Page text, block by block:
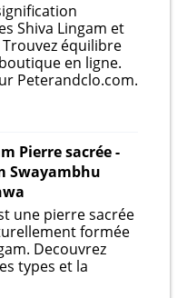
Shiva Lingam et
équilibre
en ligne.
Peterandclo.com.
Pierre sacrée -
Swayambhu
une pierre sacrée
formée
Decouvrez
types et la